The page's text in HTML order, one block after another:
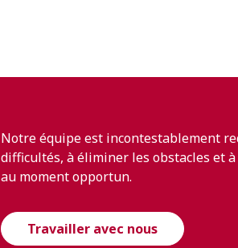
Notre équipe est incontestablement
difficultés, à éliminer les obstacles et
au moment opportun.
Travailler avec nous